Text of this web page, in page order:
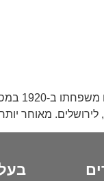
נולד
מאוחר